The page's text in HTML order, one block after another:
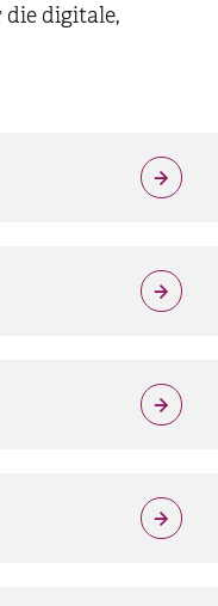
die digitale,